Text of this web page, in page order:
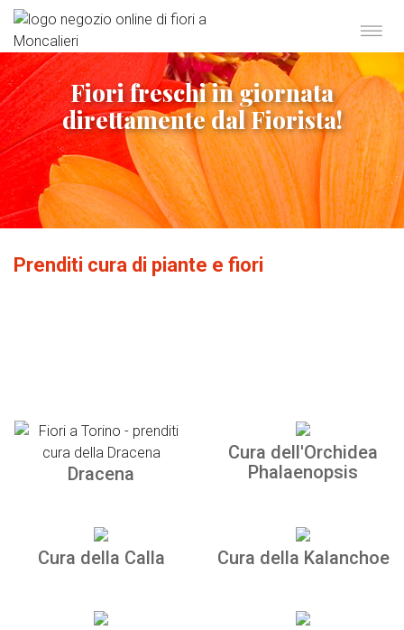
Fiori freschi in giornata
direttamente dal Fiorista!
Prenditi cura di piante e fiori
Dracena
Cura dell'Orchidea
Phalaenopsis
Cura della Calla Cura della Kalanchoe